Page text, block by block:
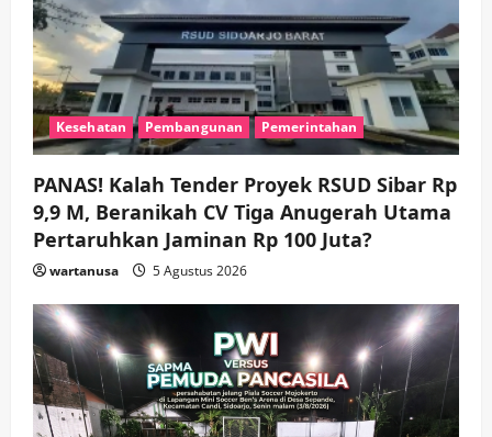
3
wartanusa 4 Agustus 2026
Keagamaan Pemerintahan
Pemkab Sidoarjo & Muhammadiyah
Sinergi Permudah Perizinan, Wakaf,
hingga Hibah
5
Keagamaan Pemerintahan
Hadir di Pengajian Qurrota A’yun,
Wabup Sidoarjo Minta Doa Jamaah
Agar Tetap Amanah Memimpin
wartanusa 4 Agustus 2026
Kesehatan Pembangunan Pemerintahan
PANAS! Kalah Tender Proyek RSUD Sibar Rp
9,9 M, Beranikah CV Tiga Anugerah Utama
Pertaruhkan Jaminan Rp 100 Juta?
wartanusa 5 Agustus 2026